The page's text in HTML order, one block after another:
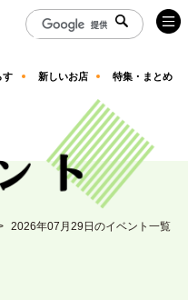
す 新しいお店 特集・まとめ
2026年07月29日のイベント一覧